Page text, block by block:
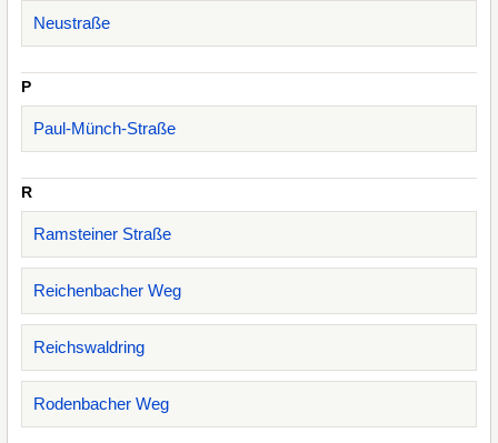
Neustraße
P
Paul-Münch-Straße
R
Ramsteiner Straße
Reichenbacher Weg
Reichswaldring
Rodenbacher Weg